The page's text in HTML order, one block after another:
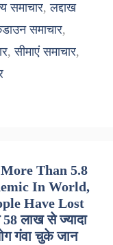
समाचार,लद्दाख
समाचार,
,सीमाएं समाचार,
Than 5.8
In World,
Have Lost
लाख से ज्यादा
गंवा चुके जान